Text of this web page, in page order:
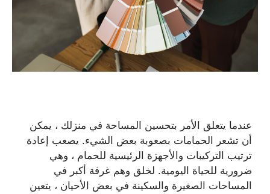
عندما يتعلق الأمر بتحسين المساحة في منزلك ، يمكن
أن تشعر الحمامات بصعوبة بعض الشيء. يصعب إعادة
ترتيب التركيبات والأجهزة الرئيسية للحمام ، وهي
ضرورية للحياة اليومية. لخلق وهم غرفة أكبر في
المساحات الصغيرة والسكينة في بعض الأحيان ، يتعين